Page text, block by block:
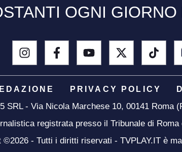
OGNI
PRIVACY POLICY
SRL - Via Nicola Marchese 10, 00141 Roma
registrata presso il Tribunale di Roma
©2026 - Tutti i diritti riservati - TVPLAY.IT è